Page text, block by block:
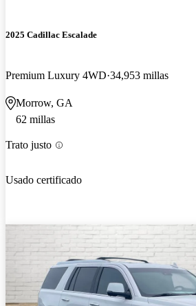
2025 Cadillac Escalade
Premium Luxury 4WD 34,953 millas
Morrow, GA
62 millas
Trato justo
Usado certificado